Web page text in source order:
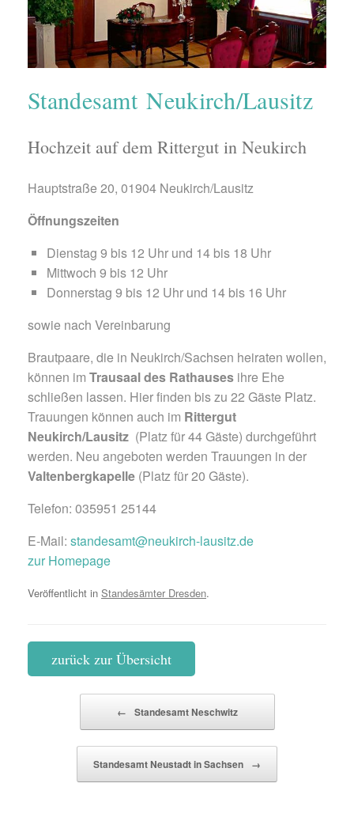
Standesamt Neukirch/Lausitz
Hochzeit auf dem Rittergut in Neukirch
Hauptstraße 20, 01904 Neukirch/Lausitz
Öffnungszeiten
Dienstag 9 bis 12 Uhr und 14 bis 18 Uhr
Mittwoch 9 bis 12 Uhr
Donnerstag 9 bis 12 Uhr und 14 bis 16 Uhr
sowie nach Vereinbarung
Brautpaare, die in Neukirch/Sachsen heiraten wollen,
können im Trausaal des Rathauses ihre Ehe
schließen lassen. Hier finden bis zu 22 Gäste Platz.
Trauungen können auch im Rittergut
Neukirch/Lausitz (Platz für 44 Gäste) durchgeführt
werden. Neu angeboten werden Trauungen in der
Valtenbergkapelle (Platz für 20 Gäste).
Telefon: 035951 25144
E-Mail: standesamt@neukirch-lausitz.de
zur Homepage
Veröffentlicht in Standesämter Dresden.
zurück zur Übersicht
← Standesamt Neschwitz
Standesamt Neustadt in Sachsen →